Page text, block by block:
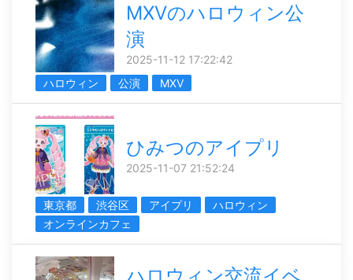
MXVのハロウィン公
演
2025-11-12 17:22:42
ハロウィン
公演 MXV
ひみつのアイプリ
2025-11-07 21:52:24
東京都 渋谷区 アイプリ
ハロウィン
オンラインカフェ